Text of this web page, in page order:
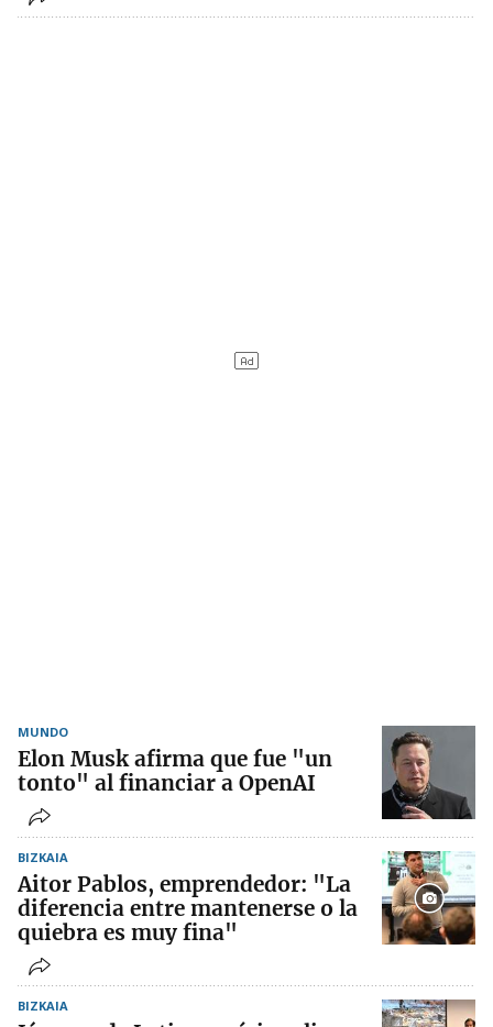
MUNDO
Elon Musk afirma que fue "un
tonto" al financiar a OpenAI
BIZKAIA
Aitor Pablos, emprendedor: "La
diferencia entre mantenerse o la
quiebra es muy fina"
BIZKAIA